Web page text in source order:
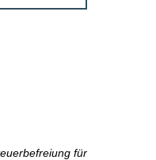
für